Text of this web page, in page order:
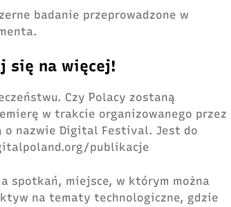
badanie przeprowadzone w
się na więcej!
Czy Polacy zostaną
w trakcie organizowanego przez
o nazwie Digital Festival. Jest do
publikacje
spotkań, miejsce, w którym można
na tematy technologiczne, gdzie